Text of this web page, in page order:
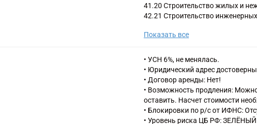
41.20 Строительство жилых и
42.21 Строительство
42.22.2 Строительство местных
43.12.1 Расчистка территории
43.12.3 Производство земляных
43.2 Производство
монтажных работ
43.21 Производство
43.22 Производство санитарно-
кондиционирования воздуха
Показать все
• УСН 6%, не менялась.
• Юридический адрес
• Договор аренды: Нет!
• Возможность продления:
оставить. Насчет стоимости
• Блокировки по р/с от ИФНС:
• Уровень риска ЦБ РФ: ЗЕЛЁНЫЙ